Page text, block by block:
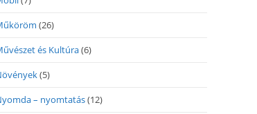
(26)
és Kultúra(6)
(5)
– nyomtatás(12)